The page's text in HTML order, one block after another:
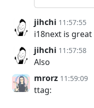
jihchi 11:57:55
i18next is great
jihchi 11:57:58
Also
mrorz 11:59:09
ttag: